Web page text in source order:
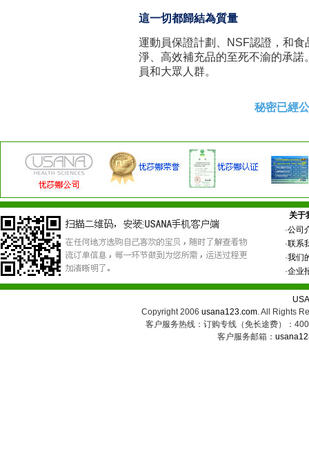
這一切都歸結為質量
運動員保證計劃、NSF認證，和
淨、高效補充品的至死不渝的承
員和大眾人群。
秘密已經
关于
·公司
·联系
·我们
·企业
Copyright 2006 usana123.com. All Rights
客户服务热线：订购专线（免长途费）：
客户服务邮箱：